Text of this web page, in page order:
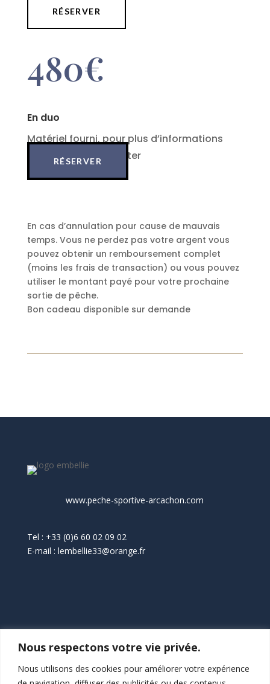
Nous respectons votre vie privée.
Nous utilisons des cookies pour améliorer votre expérience
RÉSERVER
480€
En duo
Matériel fourni, pour plus d’informations
veuillez nous contacter
RÉSERVER
En cas d’annulation pour cause de mauvais
temps. Vous ne perdez pas votre argent vous
pouvez obtenir un remboursement complet
(moins les frais de transaction) ou vous pouvez
utiliser le montant payé pour votre prochaine
sortie de pêche.
Bon cadeau disponible sur demande
www.peche-sportive-arcachon.com
Tel : +33 (0)6 60 02 09 02
E-mail : lembellie33@orange.fr
L’Embellie
33950 Lège Cap-ferret